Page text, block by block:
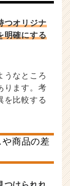
つオリジナ
明確にする
うなところ
ります。考
を比較する
商品の差